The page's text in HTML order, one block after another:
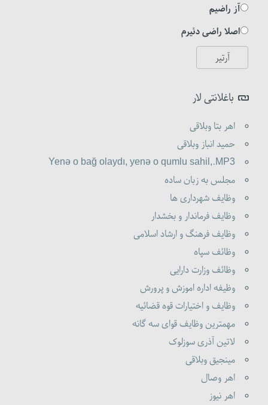
آز راضیم
اصلا راضی دئیرم
باغلانتی لار
اهر بتا وبلاقی
حمید انباز وبلاقی
Yenə o bağ olaydı, yenə o qumlu sahil,.MP3
مجلس به زبان ساده
وظایف شهرداری ها
وظایف فرماندار و بخشدار
وظایف فرهنگ و ارشاد اسلامی
وظائف سپاه
وظائف وزارت دارایی
وظیفه اداره اموزش و پرورش
وظایف و اختیارات قوه قضائیه
مهمترین وظایف قوای سه گانه
لاتین آذری سوزلوک
مینجیق وبلاقی
اهر وصال
اهر نیوز